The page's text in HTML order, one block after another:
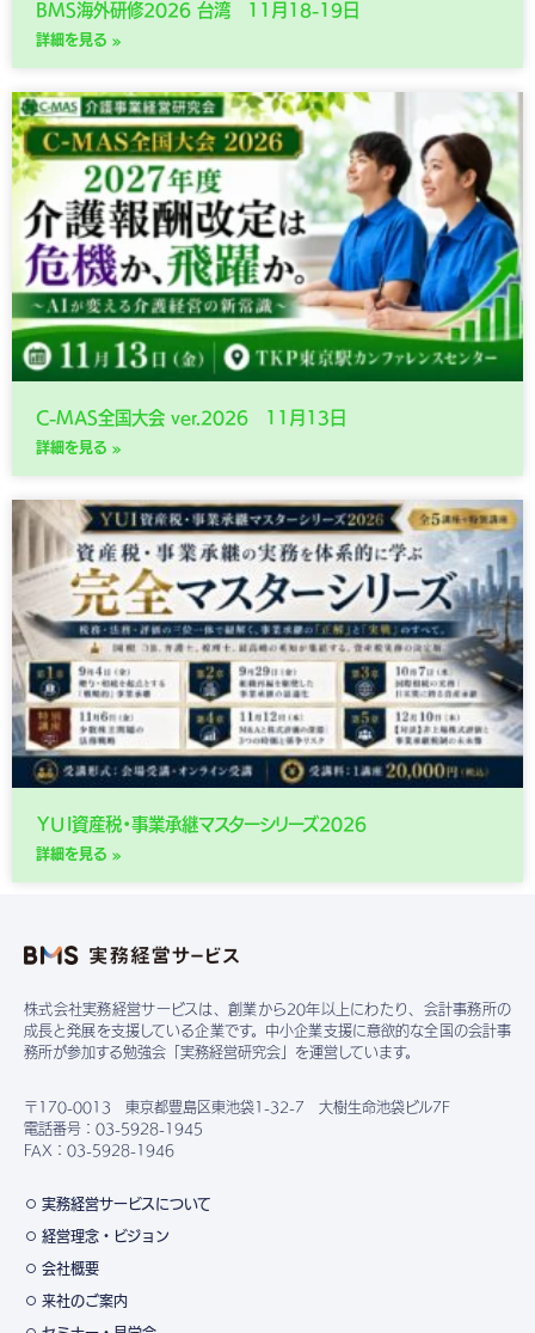
BMS海外研修2026 台湾 11月18-19日
詳細を見る »
C-MAS全国大会 ver.2026 11月13日
詳細を見る »
ＹＵＩ資産税・事業承継マスターシリーズ2026
詳細を見る »
株式会社実務経営サービスは、創業から20年以上にわたり、会計事務所の
成長と発展を支援している企業です。中小企業支援に意欲的な全国の会計事
務所が参加する勉強会「実務経営研究会」を運営しています。
〒170-0013 東京都豊島区東池袋1-32-7 大樹生命池袋ビル7F
電話番号：03-5928-1945
FAX：03-5928-1946
実務経営サービスについて
経営理念・ビジョン
会社概要
来社のご案内